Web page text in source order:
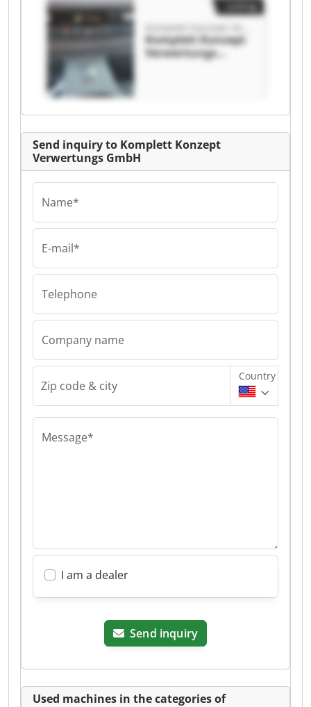
Komplett Konzept
Verwertungs
GmbH Komplett
Send inquiry to Komplett Konzept
Verwertungs GmbH
Name*
E-mail*
Telephone
Company name
Zip code & city
Country
Message*
I am a dealer
Send inquiry
Used machines in the categories of